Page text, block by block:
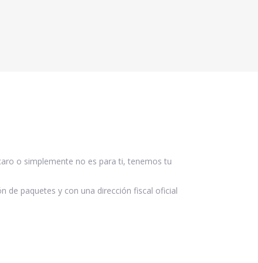
o simplemente no es para ti, tenemos tu
de paquetes y con una dirección fiscal oficial